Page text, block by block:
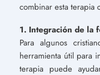
combinar esta terapia
1. Integración de la
Para algunos
herramienta útil para
terapia puede